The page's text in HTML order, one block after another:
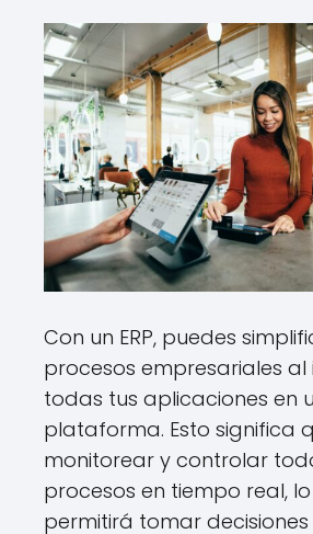
Con un ERP, puedes
procesos empresariales
todas tus aplicaciones en
plataforma. Esto significa
monitorear y controlar
procesos en tiempo real,
permitirá tomar